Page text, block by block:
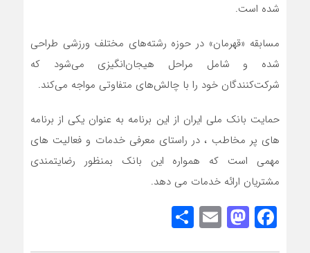
شده است.
مسابقه «قهرمان» در حوزه رشته‌های مختلف ورزشی طراحی
شده و شامل مراحل هیجان‌انگیزی می‌شود که
شرکت‌کنندگان خود را با چالش‌های متفاوتی مواجه می‌کند.
حمایت بانک ملی ایران از این برنامه به عنوان یکی از برنامه
های پر مخاطب ، در راستای معرفی خدمات و فعالیت های
مهمی است که همواره این بانک بمنظور رضایتمندی
مشتریان ارائه خدمات می دهد.
Facebook
Mastodon
Email